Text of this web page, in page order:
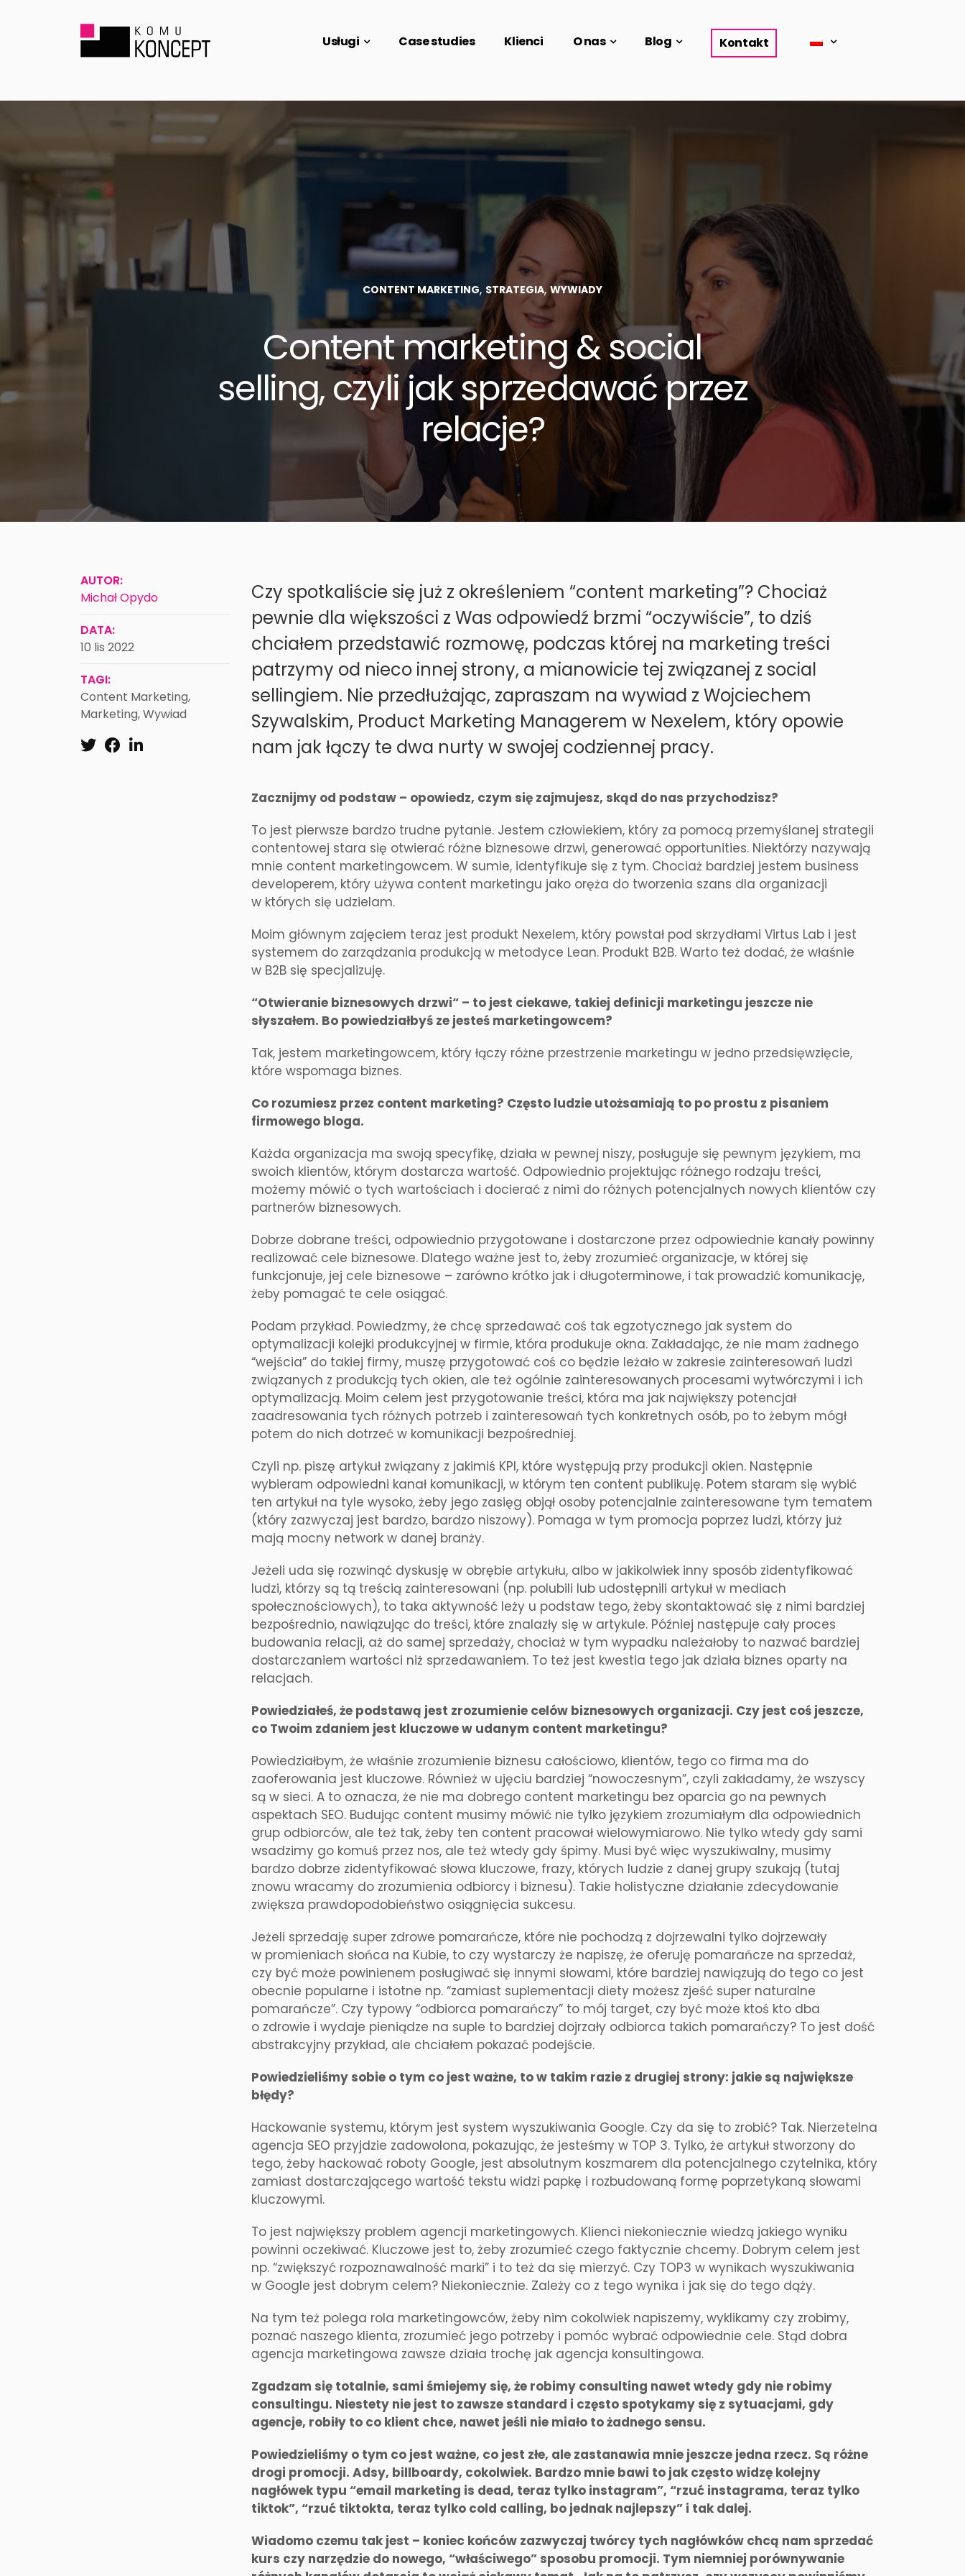
Usługi Case studies Klienci O nas Blog Kontakt
CONTENT MARKETING, STRATEGIA, WYWIADY
Content marketing & social
selling, czyli jak sprzedawać przez
relacje?
Czy spotkaliście się już z określeniem “content marketing”? Chociaż
pewnie dla większości z Was odpowiedź brzmi “oczywiście”, to dziś
chciałem przedstawić rozmowę, podczas której na marketing treści
patrzymy od nieco innej strony, a mianowicie tej związanej z social
sellingiem. Nie przedłużając, zapraszam na wywiad z Wojciechem
Szywalskim, Product Marketing Managerem w Nexelem, który opowie
nam jak łączy te dwa nurty w swojej codziennej pracy.
Zacznijmy od podstaw – opowiedz, czym się zajmujesz, skąd do nas przychodzisz?
To jest pierwsze bardzo trudne pytanie. Jestem człowiekiem, który za pomocą przemyślanej strategii
contentowej stara się otwierać różne biznesowe drzwi, generować opportunities. Niektórzy nazywają
mnie content marketingowcem. W sumie, identyfikuje się z tym. Chociaż bardziej jestem business
developerem, który używa content marketingu jako oręża do tworzenia szans dla organizacji
w których się udzielam.
Moim głównym zajęciem teraz jest produkt Nexelem, który powstał pod skrzydłami Virtus Lab i jest
systemem do zarządzania produkcją w metodyce Lean. Produkt B2B. Warto też dodać, że właśnie
w B2B się specjalizuję.
“Otwieranie biznesowych drzwi“ – to jest ciekawe, takiej definicji marketingu jeszcze nie
słyszałem. Bo powiedziałbyś ze jesteś marketingowcem?
Tak, jestem marketingowcem, który łączy różne przestrzenie marketingu w jedno przedsięwzięcie,
które wspomaga biznes.
Co rozumiesz przez content marketing? Często ludzie utożsamiają to po prostu z pisaniem
firmowego bloga.
Każda organizacja ma swoją specyfikę, działa w pewnej niszy, posługuje się pewnym językiem, ma
swoich klientów, którym dostarcza wartość. Odpowiednio projektując różnego rodzaju treści,
możemy mówić o tych wartościach i docierać z nimi do różnych potencjalnych nowych klientów czy
partnerów biznesowych.
Dobrze dobrane treści, odpowiednio przygotowane i dostarczone przez odpowiednie kanały powinny
realizować cele biznesowe. Dlatego ważne jest to, żeby zrozumieć organizacje, w której się
funkcjonuje, jej cele biznesowe – zarówno krótko jak i długoterminowe, i tak prowadzić komunikację,
żeby pomagać te cele osiągać.
Podam przykład. Powiedzmy, że chcę sprzedawać coś tak egzotycznego jak system do
optymalizacji kolejki produkcyjnej w firmie, która produkuje okna. Zakładając, że nie mam żadnego
“wejścia” do takiej firmy, muszę przygotować coś co będzie leżało w zakresie zainteresowań ludzi
związanych z produkcją tych okien, ale też ogólnie zainteresowanych procesami wytwórczymi i ich
optymalizacją. Moim celem jest przygotowanie treści, która ma jak największy potencjał
zaadresowania tych różnych potrzeb i zainteresowań tych konkretnych osób, po to żebym mógł
potem do nich dotrzeć w komunikacji bezpośredniej.
Czyli np. piszę artykuł związany z jakimiś KPI, które występują przy produkcji okien. Następnie
wybieram odpowiedni kanał komunikacji, w którym ten content publikuję. Potem staram się wybić
ten artykuł na tyle wysoko, żeby jego zasięg objął osoby potencjalnie zainteresowane tym tematem
(który zazwyczaj jest bardzo, bardzo niszowy). Pomaga w tym promocja poprzez ludzi, którzy już
mają mocny network w danej branży.
Jeżeli uda się rozwinąć dyskusję w obrębie artykułu, albo w jakikolwiek inny sposób zidentyfikować
ludzi, którzy są tą treścią zainteresowani (np. polubili lub udostępnili artykuł w mediach
społecznościowych), to taka aktywność leży u podstaw tego, żeby skontaktować się z nimi bardziej
bezpośrednio, nawiązując do treści, które znalazły się w artykule. Później następuje cały proces
budowania relacji, aż do samej sprzedaży, chociaż w tym wypadku należałoby to nazwać bardziej
dostarczaniem wartości niż sprzedawaniem. To też jest kwestia tego jak działa biznes oparty na
relacjach.
Powiedziałeś, że podstawą jest zrozumienie celów biznesowych organizacji. Czy jest coś jeszcze,
co Twoim zdaniem jest kluczowe w udanym content marketingu?
Powiedziałbym, że właśnie zrozumienie biznesu całościowo, klientów, tego co firma ma do
zaoferowania jest kluczowe. Również w ujęciu bardziej “nowoczesnym”, czyli zakładamy, że wszyscy
są w sieci. A to oznacza, że nie ma dobrego content marketingu bez oparcia go na pewnych
aspektach SEO. Budując content musimy mówić nie tylko językiem zrozumiałym dla odpowiednich
grup odbiorców, ale też tak, żeby ten content pracował wielowymiarowo. Nie tylko wtedy gdy sami
wsadzimy go komuś przez nos, ale też wtedy gdy śpimy. Musi być więc wyszukiwalny, musimy
bardzo dobrze zidentyfikować słowa kluczowe, frazy, których ludzie z danej grupy szukają (tutaj
znowu wracamy do zrozumienia odbiorcy i biznesu). Takie holistyczne działanie zdecydowanie
zwiększa prawdopodobieństwo osiągnięcia sukcesu.
Jeżeli sprzedaję super zdrowe pomarańcze, które nie pochodzą z dojrzewalni tylko dojrzewały
w promieniach słońca na Kubie, to czy wystarczy że napiszę, że oferuję pomarańcze na sprzedaż,
czy być może powinienem posługiwać się innymi słowami, które bardziej nawiązują do tego co jest
obecnie popularne i istotne np. “zamiast suplementacji diety możesz zjeść super naturalne
pomarańcze”. Czy typowy “odbiorca pomarańczy” to mój target, czy być może ktoś kto dba
o zdrowie i wydaje pieniądze na suple to bardziej dojrzały odbiorca takich pomarańczy? To jest dość
abstrakcyjny przykład, ale chciałem pokazać podejście.
Powiedzieliśmy sobie o tym co jest ważne, to w takim razie z drugiej strony: jakie są największe
błędy?
Hackowanie systemu, którym jest system wyszukiwania Google. Czy da się to zrobić? Tak. Nierzetelna
agencja SEO przyjdzie zadowolona, pokazując, że jesteśmy w TOP 3. Tylko, że artykuł stworzony do
tego, żeby hackować roboty Google, jest absolutnym koszmarem dla potencjalnego czytelnika, który
zamiast dostarczającego wartość tekstu widzi papkę i rozbudowaną formę poprzetykaną słowami
kluczowymi.
To jest największy problem agencji marketingowych. Klienci niekoniecznie wiedzą jakiego wyniku
powinni oczekiwać. Kluczowe jest to, żeby zrozumieć czego faktycznie chcemy. Dobrym celem jest
np. “zwiększyć rozpoznawalność marki” i to też da się mierzyć. Czy TOP3 w wynikach wyszukiwania
w Google jest dobrym celem? Niekoniecznie. Zależy co z tego wynika i jak się do tego dąży.
Na tym też polega rola marketingowców, żeby nim cokolwiek napiszemy, wyklikamy czy zrobimy,
poznać naszego klienta, zrozumieć jego potrzeby i pomóc wybrać odpowiednie cele. Stąd dobra
agencja marketingowa zawsze działa trochę jak agencja konsultingowa.
Zgadzam się totalnie, sami śmiejemy się, że robimy consulting nawet wtedy gdy nie robimy
consultingu. Niestety nie jest to zawsze standard i często spotykamy się z sytuacjami, gdy
agencje, robiły to co klient chce, nawet jeśli nie miało to żadnego sensu.
Powiedzieliśmy o tym co jest ważne, co jest złe, ale zastanawia mnie jeszcze jedna rzecz. Są różne
drogi promocji. Adsy, billboardy, cokolwiek. Bardzo mnie bawi to jak często widzę kolejny
nagłówek typu “email marketing is dead, teraz tylko instagram”, “rzuć instagrama, teraz tylko
tiktok”, “rzuć tiktokta, teraz tylko cold calling, bo jednak najlepszy” i tak dalej.
Wiadomo czemu tak jest – koniec końców zazwyczaj twórcy tych nagłówków chcą nam sprzedać
kurs czy narzędzie do nowego, “właściwego” sposobu promocji. Tym niemniej porównywanie
AUTOR:
Michał Opydo
DATA:
10 lis 2022
TAGI:
Content Marketing,
Marketing,Wywiad